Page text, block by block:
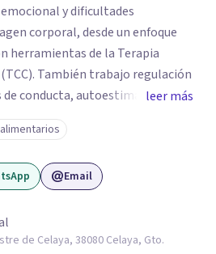
y dificultades
corporal, desde un enfoque
herramientas de la Terapia
regulación
conducta, autoestima y
sociales y emocionales en
Me mantengo en constante
para brindar el
a cada persona. Ofrezco
adaptado a las necesidades de
Atiendo de forma online.
leer más
Email
de Celaya, 38080 Celaya, Gto.